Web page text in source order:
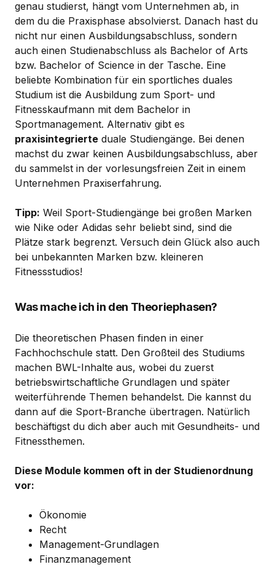
genau studierst, hängt vom Unternehmen ab, in
dem du die Praxisphase absolvierst. Danach hast du
nicht nur einen Ausbildungsabschluss, sondern
auch einen Studienabschluss als Bachelor of Arts
bzw. Bachelor of Science in der Tasche. Eine
beliebte Kombination für ein sportliches duales
Studium ist die Ausbildung zum Sport- und
Fitnesskaufmann mit dem Bachelor in
Sportmanagement. Alternativ gibt es
praxisintegrierte duale Studiengänge. Bei denen
machst du zwar keinen Ausbildungsabschluss, aber
du sammelst in der vorlesungsfreien Zeit in einem
Unternehmen Praxiserfahrung.
Tipp: Weil Sport-Studiengänge bei großen Marken
wie Nike oder Adidas sehr beliebt sind, sind die
Plätze stark begrenzt. Versuch dein Glück also auch
bei unbekannten Marken bzw. kleineren
Fitnessstudios!
Was mache ich in den Theoriephasen?
Die theoretischen Phasen finden in einer
Fachhochschule statt. Den Großteil des Studiums
machen BWL-Inhalte aus, wobei du zuerst
betriebswirtschaftliche Grundlagen und später
weiterführende Themen behandelst. Die kannst du
dann auf die Sport-Branche übertragen. Natürlich
beschäftigst du dich aber auch mit Gesundheits- und
Fitnessthemen.
Diese Module kommen oft in der Studienordnung
vor:
Ökonomie
Recht
Management-Grundlagen
Finanzmanagement